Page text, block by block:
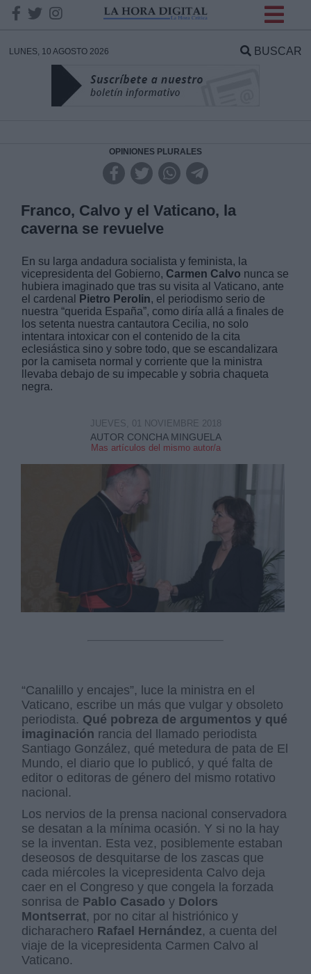
LUNES, 10 AGOSTO 2026 BUSCAR
OPINIONES PLURALES
Franco, Calvo y el Vaticano, la
caverna se revuelve
En su larga andadura socialista y feminista, la
vicepresidenta del Gobierno, Carmen Calvo nunca se
hubiera imaginado que tras su visita al Vaticano, ante
el cardenal
Pietro Perolin, el periodismo serio de
nuestra “querida España”, como diría allá a finales de
los setenta nuestra cantautora Cecilia, no solo
intentara intoxicar con el contenido de la cita
eclesiástica sino y sobre todo, que se escandalizara
por la camiseta normal y corriente que la ministra
llevaba debajo de su impecable y sobria chaqueta
negra.
AUTOR CONCHA MINGUELA
Mas artículos del mismo autor/a
JUEVES, 01 NOVIEMBRE 2018
“Canalillo y encajes”, luce la ministra en el
Vaticano, escribe un más que vulgar y obsoleto
periodista. Qué pobreza de argumentos y qué
imaginación rancia del llamado periodista
Santiago González, qué metedura de pata de El
Mundo, el diario que lo publicó, y qué falta de
editor o editoras de género del mismo rotativo
nacional.
Los nervios de la prensa nacional conservadora
se desatan a la mínima ocasión. Y si no la hay
se la inventan. Esta vez, posiblemente estaban
deseosos de desquitarse de los zascas que
cada miércoles la vicepresidenta Calvo deja
caer en el Congreso y que congela la forzada
sonrisa de Pablo Casadoy Dolors
Montserrat, por no citar al histriónico y
dicharachero Rafael Hernández, a cuenta del
viaje de la vicepresidenta Carmen Calvo al
Vaticano.
DATOS
Responsable:
Destinatarios:
link